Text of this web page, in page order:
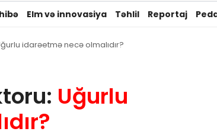
Elm və innovasiya Təhlil Reportaj
idarəetmə necə olmalıdır?
Uğurlu